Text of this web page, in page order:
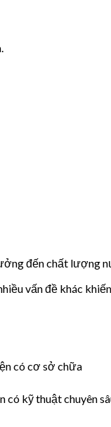
đến chất lượng
vấn đề khác
có cơ sở chữa
kỹ thuật chuyên